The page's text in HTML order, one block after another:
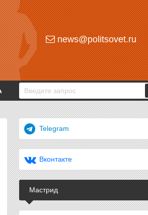
news@politsovet.ru
Telegram
Вконтакте
Мастрид